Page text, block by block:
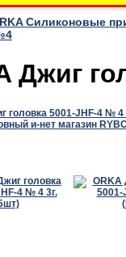
Силиконовые
Джиг